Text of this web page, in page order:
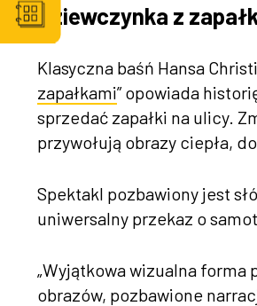
Dziewczynka z
Klasyczna baśń Hansa
zapałkami” opowiada
sprzedać zapałki na ulicy.
przywołują obrazy ciepła,
Spektakl pozbawiony jest
uniwersalny przekaz o
„Wyjątkowa wizualna
obrazów, pozbawione